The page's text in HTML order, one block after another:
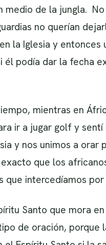
medio de la jungla.
no querían
la Iglesia y entonces
él podía dar la fecha
mientras en
ir a jugar golf y sentí
y nos unimos a orar
que los
que intercedíamos
Santo que mora
de oración, porque